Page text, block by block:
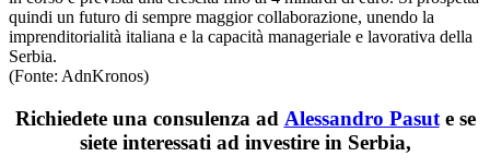
quindi un futuro di sempre maggior collaborazione, unendo la
imprenditorialità italiana e la capacità manageriale e lavorativa della
Serbia.
(Fonte: AdnKronos)
Richiedete una consulenza ad Alessandro Pasute se
siete interessati ad investire in Serbia,